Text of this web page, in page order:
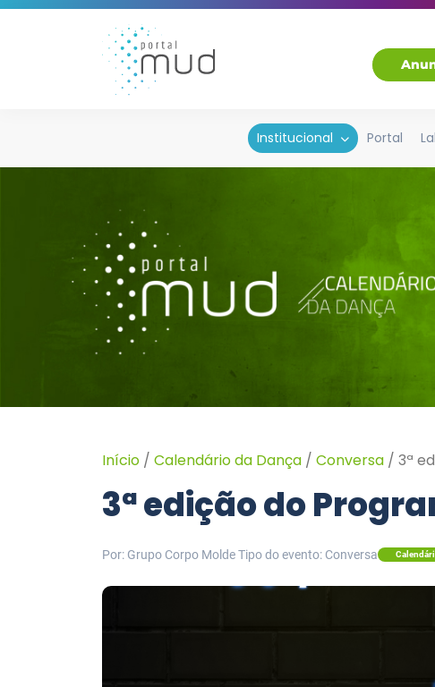
Institucional Portal
Início / Calendário da Dança / Conversa / 3ª
3ª edição do
Por: Grupo Corpo MoldeTipo do evento: Conversa